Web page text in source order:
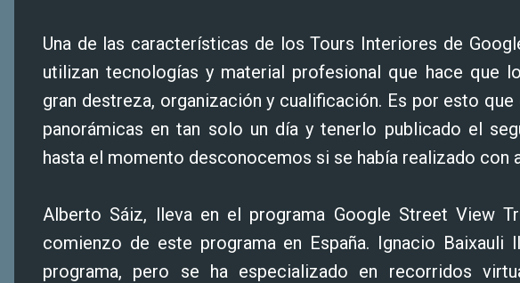
Una de las características de los Tours Interiores de
utilizan tecnologías y material profesional que hace que
gran destreza, organización y cualificación. Es por esto
panorámicas en tan solo un día y tenerlo publicado el
hasta el momento desconocemos si se había realizado con
Alberto Sáiz, lleva en el programa Google Street View
comienzo de este programa en España. Ignacio Baixauli
programa, pero se ha especializado en recorridos